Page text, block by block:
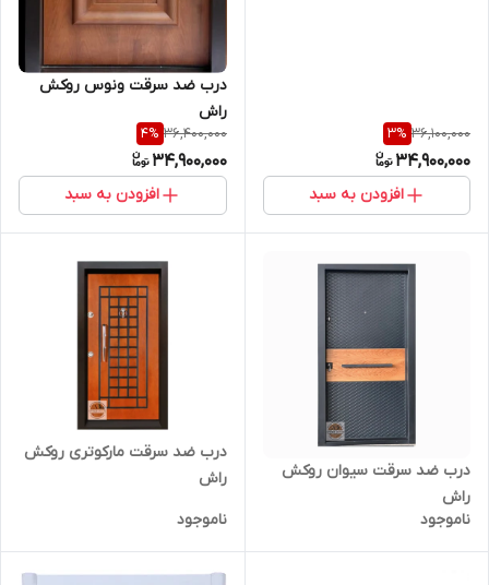
36,100,000
3%
34,900,000
افزودن به سبد
درب ضد سرقت ونوس روکش
راش
36,400,000
4%
34,900,000
افزودن به سبد
درب ضد سرقت سیوان روکش
راش
ناموجود
درب ضد سرقت مارکوتری روکش
راش
ناموجود